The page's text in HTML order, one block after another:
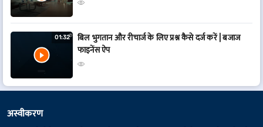
01:32
बिल भुगतान और रीचार्ज के लिए प्रश्न कैसे दर्ज करें | बजाज
फाइनेंस ऐप
अस्वीकरण